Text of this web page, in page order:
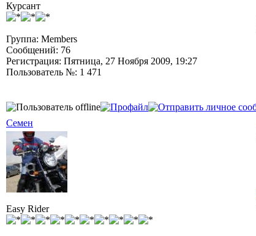
Курсант
Группа: Members
Сообщений: 76
Регистрация: Пятница, 27 Ноября 2009, 19:27
Пользователь №: 1 471
Семен
Easy Rider